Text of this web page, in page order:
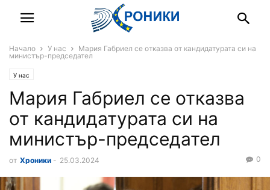
Начало У нас
Мария Габриел се отказва от кандидатурата си на
министър-председател
У нас
Мария Габриел се отказва
от кандидатурата си на
министър-председател
от Хроники - 25.03.2024 0